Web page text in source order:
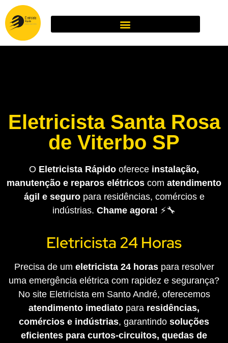
Eletricista Santa Rosa
de Viterbo SP
O Eletricista Rápido oferece instalação,
manutenção e reparos elétricos com atendimento
ágil e seguropara residências, comércios e
indústrias. Chame agora! ⚡🔧
Eletricista 24 Horas
Precisa de um eletricista 24 horaspara resolver
uma emergência elétrica com rapidez e segurança?
No site Eletricista em Santo André, oferecemos
atendimento imediato para residências,
comércios e indústrias, garantindo soluções
eficientes para curtos-circuitos, quedas de